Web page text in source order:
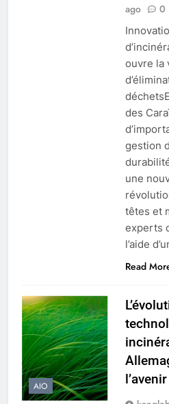
ago
0
ouvre la
des
gestion
une
têtes et
experts
l’aide
Read
AIO
l’avenir
5
AIO
6